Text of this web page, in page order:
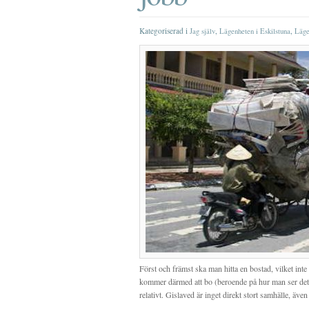
Kategoriserad i Jag själv, Lägenheten i Eskilstuna,
Först och främst ska man hitta en bostad, vilket
kommer därmed att bo (beroende på hur man ser
relativt. Gislaved är inget direkt stort samhälle,